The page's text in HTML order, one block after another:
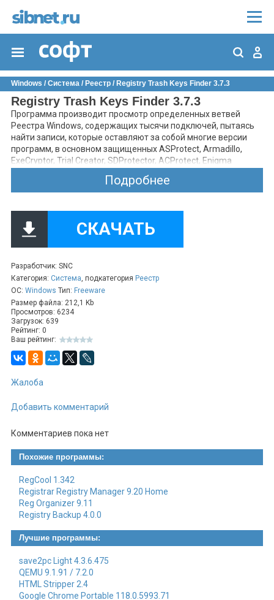
Windows / Система / Реестр / Registry Trash Keys Finder 3.7.3
Registry Trash Keys Finder 3.7.3
Программа производит просмотр определенных ветвей
Реестра Windows, содержащих тысячи подключей, пытаясь
найти записи, которые оставляют за собой многие версии
программ, в основном защищенных ASProtect, Armadillo,
ExeCryptor, Trial Creator, SDProtector, ACProtect, Enigma
Подробнее
СКАЧАТЬ
Разработчик: SNC
Категория: Система, подкатегория Реестр
ОС: Windows Тип: Freeware
Размер файла: 212,1 Kb
Просмотров: 6234
Загрузок: 639
Рейтинг: 0
Ваш рейтинг:
Жалоба
Добавить комментарий
Комментариев пока нет
Похожие программы:
RegCool 1.342
Registrar Registry Manager 9.20 Home
Reg Organizer 9.11
Registry Backup 4.0.0
Лучшие программы:
save2pc Light 4.3.6.475
QEMU 9.1.91 / 7.2.0
HTML Stripper 2.4
Google Chrome Portable 118.0.5993.71